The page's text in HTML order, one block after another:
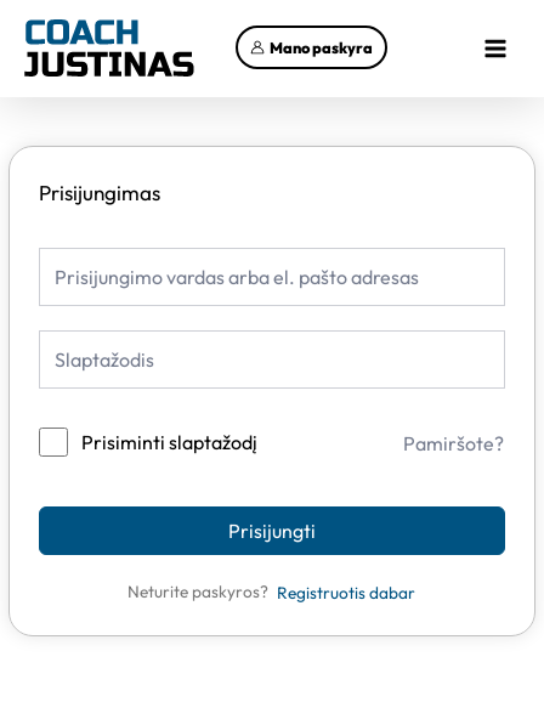
prie
turinio
Mano paskyra
Menu
Prisijungimas
Prisiminti slaptažodį Pamiršote?
Prisijungti
Neturite paskyros? Registruotis dabar